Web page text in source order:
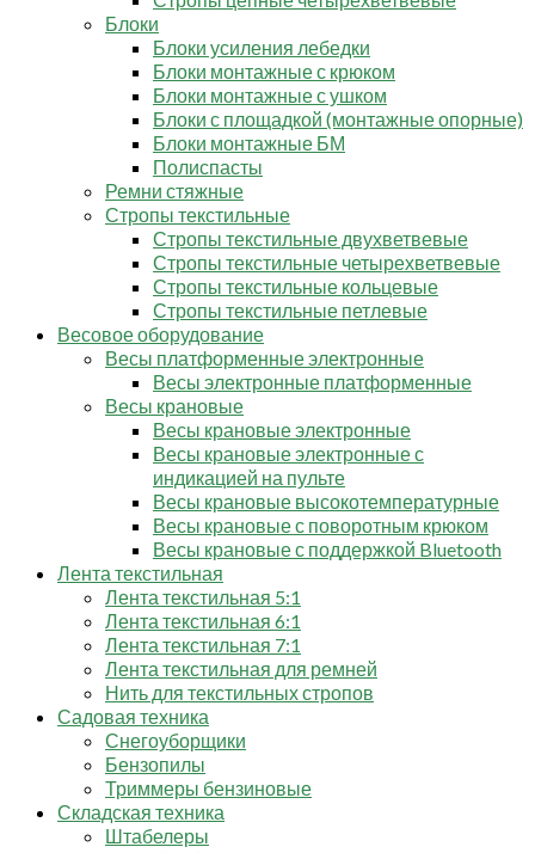
Блоки
Блоки усиления лебедки
Блоки монтажные с крюком
Блоки монтажные с ушком
Блоки с площадкой (монтажные опорные)
Блоки монтажные БМ
Полиспасты
Ремни стяжные
Стропы текстильные
Стропы текстильные двухветвевые
Стропы текстильные четырехветвевые
Стропы текстильные кольцевые
Стропы текстильные петлевые
Весовое оборудование
Весы платформенные электронные
Весы электронные платформенные
Весы крановые
Весы крановые электронные
Весы крановые электронные с
индикацией на пульте
Весы крановые высокотемпературные
Весы крановые с поворотным крюком
Весы крановые с поддержкой Bluetooth
Лента текстильная
Лента текстильная 5:1
Лента текстильная 6:1
Лента текстильная 7:1
Лента текстильная для ремней
Нить для текстильных стропов
Садовая техника
Снегоуборщики
Бензопилы
Триммеры бензиновые
Складская техника
Штабелеры